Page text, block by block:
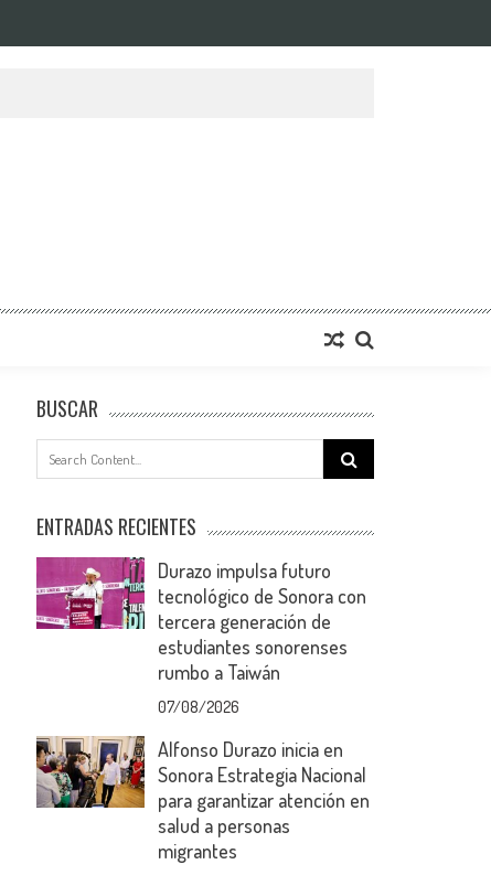
BUSCAR
Search
for:
ENTRADAS RECIENTES
Durazo impulsa futuro
tecnológico de Sonora con
tercera generación de
estudiantes sonorenses
rumbo a Taiwán
07/08/2026
Alfonso Durazo inicia en
Sonora Estrategia Nacional
para garantizar atención en
salud a personas
migrantes